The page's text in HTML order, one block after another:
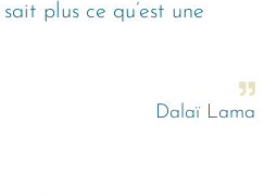
plus ce qu’est une
Dalaï Lama